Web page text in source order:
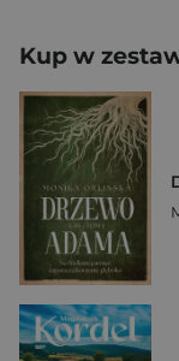
Kup w